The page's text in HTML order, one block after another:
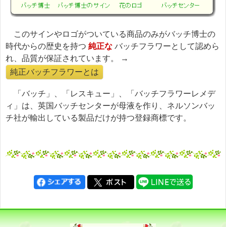
このサインやロゴがついている商品のみがバッチ博士の
時代からの歴史を持つ 純正な バッチフラワーとして認めら
れ、品質が保証されています。 →
純正バッチフラワーとは
「バッチ」、「レスキュー」、「バッチフラワーレメデ
ィ」は、英国バッチセンターが母液を作り、ネルソンバッ
チ社が輸出している製品だけが持つ登録商標です。